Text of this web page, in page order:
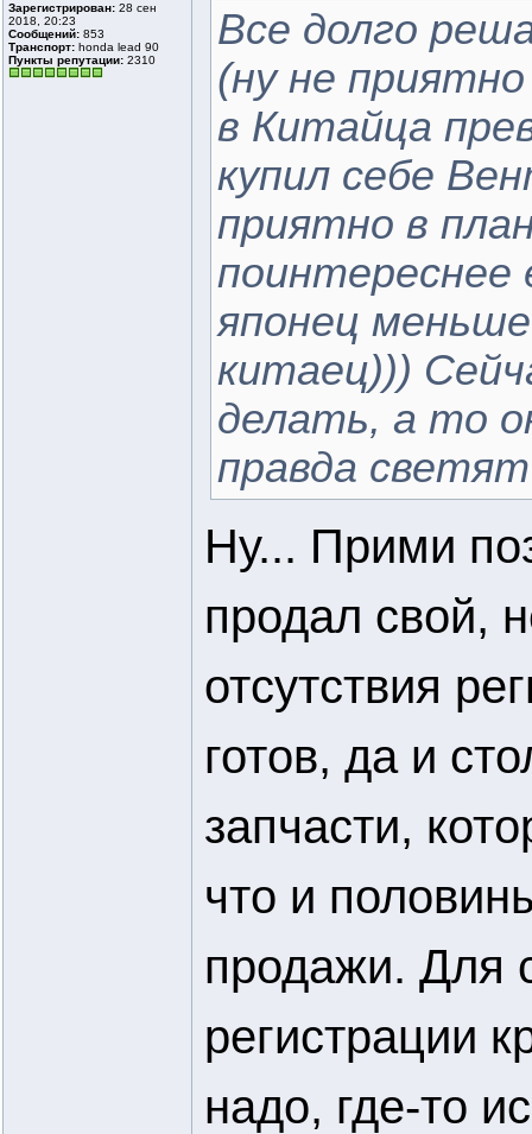
Зарегистрирован: 28 сен
2018, 20:23
Сообщений: 853
Транспорт: honda lead 90
Пункты репутации: 2310
Все долго
(ну не
в Китайца
купил себе
приятно в
японец
китаец)))
делать, а то
правда
Ну... Прими
продал свой,
отсутствия
готов, да и
запчасти,
что и
продажи. Для
регистрации
надо, где-то